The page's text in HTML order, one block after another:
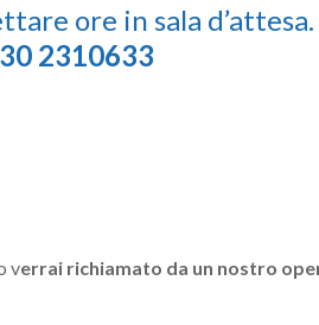
ore in sala d’attesa.
2310633
verrai richiamato da un nostro